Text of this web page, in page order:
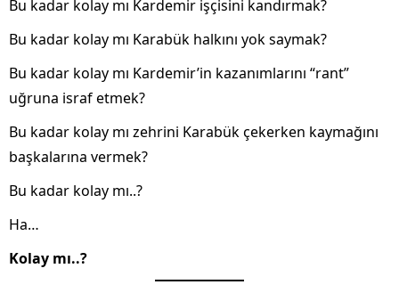
Bu kadar kolay mı Kardemir işçisini kandırmak?
Bu kadar kolay mı Karabük halkını yok saymak?
Bu kadar kolay mı Kardemir’in kazanımlarını “rant”
uğruna israf etmek?
Bu kadar kolay mı zehrini Karabük çekerken kaymağını
başkalarına vermek?
Bu kadar kolay mı..?
Ha…
Kolay mı..?